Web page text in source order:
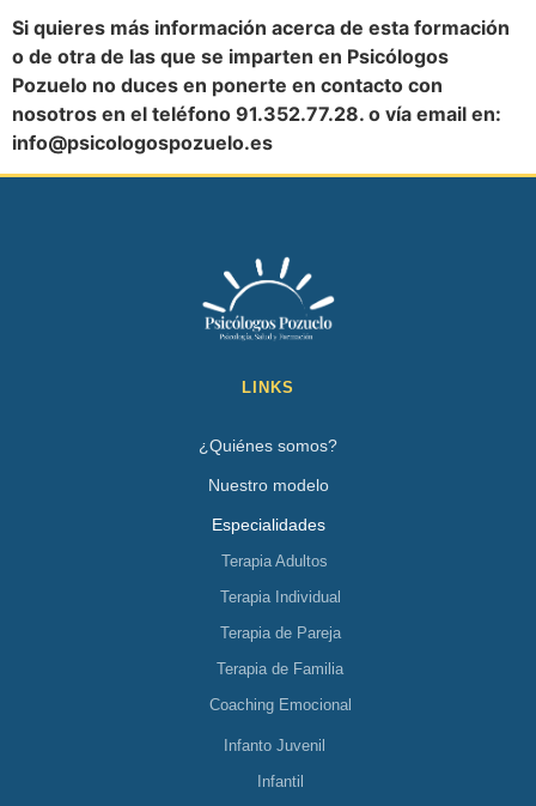
Si quieres más información acerca de esta formación
o de otra de las que se imparten en Psicólogos
Pozuelo no duces en ponerte en contacto con
nosotros en el teléfono 91.352.77.28. o vía email en:
info@psicologospozuelo.es
LINKS
¿Quiénes somos?
Nuestro modelo
Especialidades
Terapia Adultos
Terapia Individual
Terapia de Pareja
Terapia de Familia
Coaching Emocional
Infanto Juvenil
Infantil